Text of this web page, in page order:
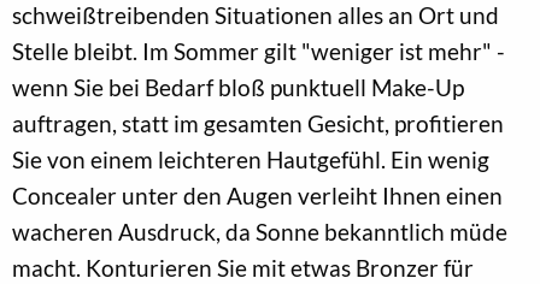
schweißtreibenden Situationen alles an Ort und
Stelle bleibt. Im Sommer gilt "weniger ist mehr" -
wenn Sie bei Bedarf bloß punktuell Make-Up
auftragen, statt im gesamten Gesicht, profitieren
Sie von einem leichteren Hautgefühl. Ein wenig
Concealer unter den Augen verleiht Ihnen einen
wacheren Ausdruck, da Sonne bekanntlich müde
macht. Konturieren Sie mit etwas Bronzer für